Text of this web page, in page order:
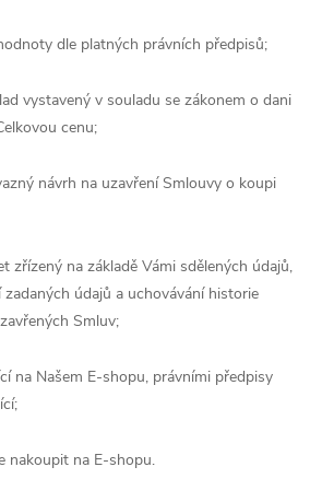
dle platných právních předpisů;
vystavený v souladu se zákonem o dani
cenu;
návrh na uzavření Smlouvy o koupi
zřízený na základě Vámi sdělených údajů,
údajů a uchovávání historie
Smluv;
na Našem E-shopu, právními předpisy
nakoupit na E-shopu.